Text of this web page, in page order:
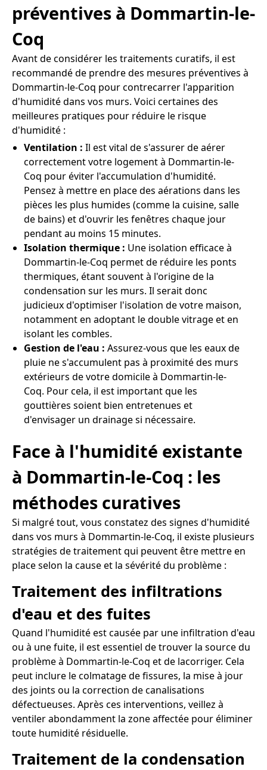
préventives à Dommartin-le-
Coq
Avant de considérer les traitements curatifs, il est
recommandé de prendre des mesures préventives à
Dommartin-le-Coq pour contrecarrer l'apparition
d'humidité dans vos murs. Voici certaines des
meilleures pratiques pour réduire le risque
d'humidité :
Ventilation : Il est vital de s'assurer de aérer
correctement votre logement à Dommartin-le-
Coq pour éviter l'accumulation d'humidité.
Pensez à mettre en place des aérations dans les
pièces les plus humides (comme la cuisine, salle
de bains) et d'ouvrir les fenêtres chaque jour
pendant au moins 15 minutes.
Isolation thermique : Une isolation efficace à
Dommartin-le-Coq permet de réduire les ponts
thermiques, étant souvent à l'origine de la
condensation sur les murs. Il serait donc
judicieux d'optimiser l'isolation de votre maison,
notamment en adoptant le double vitrage et en
isolant les combles.
Gestion de l'eau : Assurez-vous que les eaux de
pluie ne s'accumulent pas à proximité des murs
extérieurs de votre domicile à Dommartin-le-
Coq. Pour cela, il est important que les
gouttières soient bien entretenues et
d'envisager un drainage si nécessaire.
Face à l'humidité existante
à Dommartin-le-Coq : les
méthodes curatives
Si malgré tout, vous constatez des signes d'humidité
dans vos murs à Dommartin-le-Coq, il existe plusieurs
stratégies de traitement qui peuvent être mettre en
place selon la cause et la sévérité du problème :
Traitement des infiltrations
d'eau et des fuites
Quand l'humidité est causée par une infiltration d'eau
ou à une fuite, il est essentiel de trouver la source du
problème à Dommartin-le-Coq et de lacorriger. Cela
peut inclure le colmatage de fissures, la mise à jour
des joints ou la correction de canalisations
défectueuses. Après ces interventions, veillez à
ventiler abondamment la zone affectée pour éliminer
toute humidité résiduelle.
Traitement de la condensation